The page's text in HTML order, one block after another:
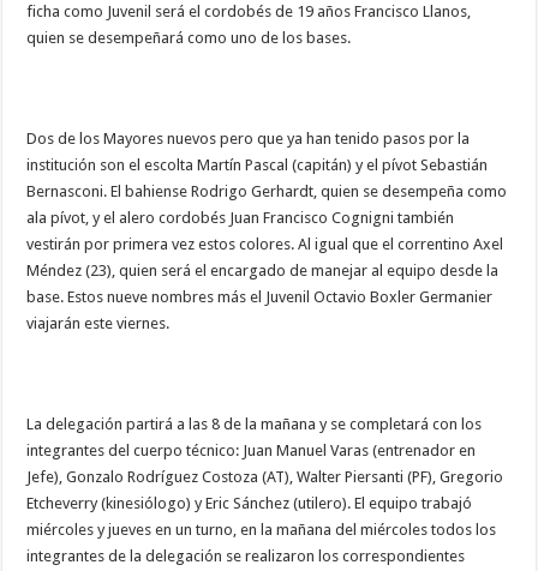
ficha como Juvenil será el cordobés de 19 años Francisco Llanos,
quien se desempeñará como uno de los bases.
Dos de los Mayores nuevos pero que ya han tenido pasos por la
institución son el escolta Martín Pascal (capitán) y el pívot Sebastián
Bernasconi. El bahiense Rodrigo Gerhardt, quien se desempeña como
ala pívot, y el alero cordobés Juan Francisco Cognigni también
vestirán por primera vez estos colores. Al igual que el correntino Axel
Méndez (23), quien será el encargado de manejar al equipo desde la
base. Estos nueve nombres más el Juvenil Octavio Boxler Germanier
viajarán este viernes.
La delegación partirá a las 8 de la mañana y se completará con los
integrantes del cuerpo técnico: Juan Manuel Varas (entrenador en
Jefe), Gonzalo Rodríguez Costoza (AT), Walter Piersanti (PF), Gregorio
Etcheverry (kinesiólogo) y Eric Sánchez (utilero). El equipo trabajó
miércoles y jueves en un turno, en la mañana del miércoles todos los
integrantes de la delegación se realizaron los correspondientes